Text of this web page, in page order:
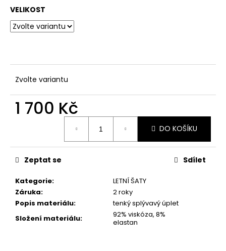
VELIKOST
Zvolte variantu
1 700 Kč
DO KOŠÍKU
Kategorie:
LETNÍ ŠATY
Záruka:
2 roky
Popis materiálu:
tenký splývavý úplet
Složení materiálu:
92% viskóza, 8%
elastan
Zeptat se Sdílet
p
o
r
e
m